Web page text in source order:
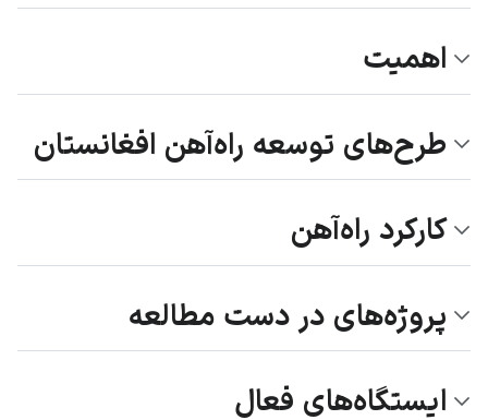
اهمیت
طرح‌های توسعه راه‌آهن افغانستان
کارکرد راه‌آهن
پروژه‌های در دست مطالعه
ایستگاه‌های فعال